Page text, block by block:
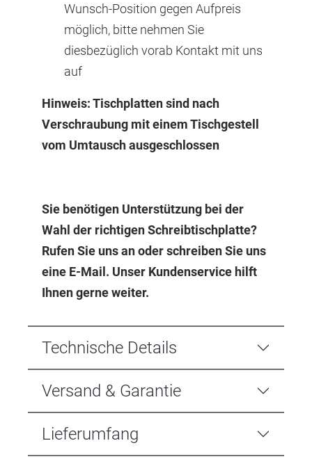
Wunsch-Position gegen Aufpreis
möglich, bitte nehmen Sie
diesbezüglich vorab Kontakt mit uns
auf
Hinweis: Tischplatten sind nach
Verschraubung mit einem Tischgestell
vom Umtausch ausgeschlossen
Sie benötigen Unterstützung bei der
Wahl der richtigen Schreibtischplatte?
Rufen Sie uns an oder schreiben Sie uns
eine E-Mail. Unser Kundenservice hilft
Ihnen gerne weiter.
Technische Details
Versand & Garantie
Lieferumfang